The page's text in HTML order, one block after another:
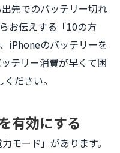
先でのバッテリー切れ
お伝えする「10の方
iPhoneのバッテリーを
テリー消費が早くて困
ださい。
有効にする
モード」があります。